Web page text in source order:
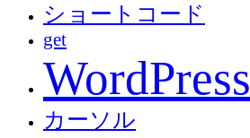
ショートコード
get
WordPress
カーソル